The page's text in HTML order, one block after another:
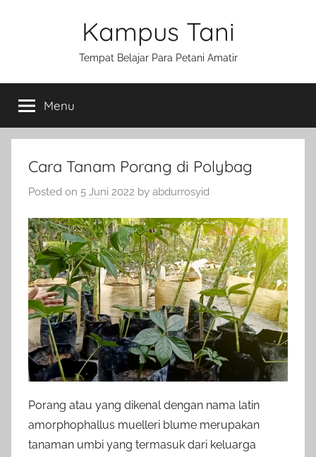
Kampus Tani
Tempat Belajar Para Petani Amatir
Menu
Cara Tanam Porang di Polybag
Posted on 5 Juni 2022 by abdurrosyid
Porang atau yang dikenal dengan nama latin
amorphophallus muelleri blume merupakan
tanaman umbi yang termasuk dari keluarga